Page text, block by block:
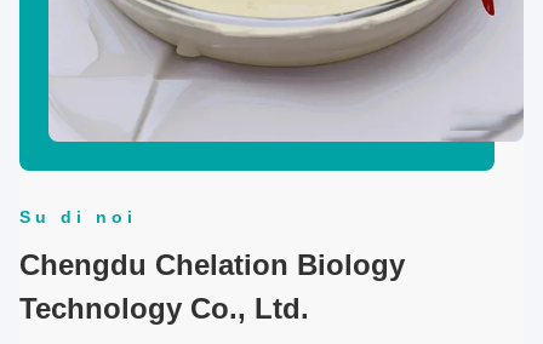
Su di noi
Chengdu Chelation Biology
Technology Co., Ltd.